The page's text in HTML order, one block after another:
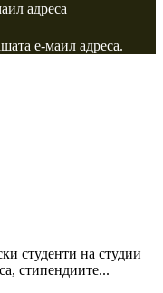
адреса
е-маил адреса.
студенти на студии
стипендиите...